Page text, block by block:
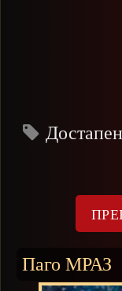
Достапен
Паго МРАЗ